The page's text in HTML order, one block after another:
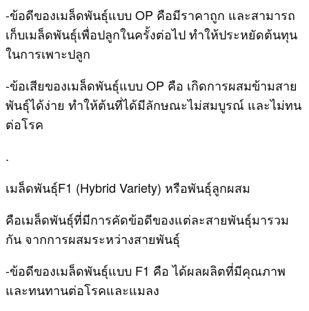
-ข้อดีของเมล็ดพันธุ์แบบ OP คือมีราคาถูก และสามารถ
เก็บเมล็ดพันธุ์เพื่อปลูกในครั้งต่อไป ทำให้ประหยัดต้นทุน
ในการเพาะปลูก
-ข้อเสียของเมล็ดพันธุ์แบบ OP คือ เกิดการผสมข้ามสาย
พันธุ์ได้ง่าย ทำให้ต้นที่ได้มีลักษณะไม่สมบูรณ์ และไม่ทน
ต่อโรค
.
เมล็ดพันธุ์F1 (Hybrid Variety) หรือพันธุ์ลูกผสม
คือเมล็ดพันธุ์ที่มีการคัดข้อดีของแต่ละสายพันธุ์มารวม
กัน จากการผสมระหว่างสายพันธุ์
-ข้อดีของเมล็ดพันธุ์แบบ F1 คือ ได้ผลผลิตที่มีคุณภาพ
และทนทานต่อโรคและแมลง